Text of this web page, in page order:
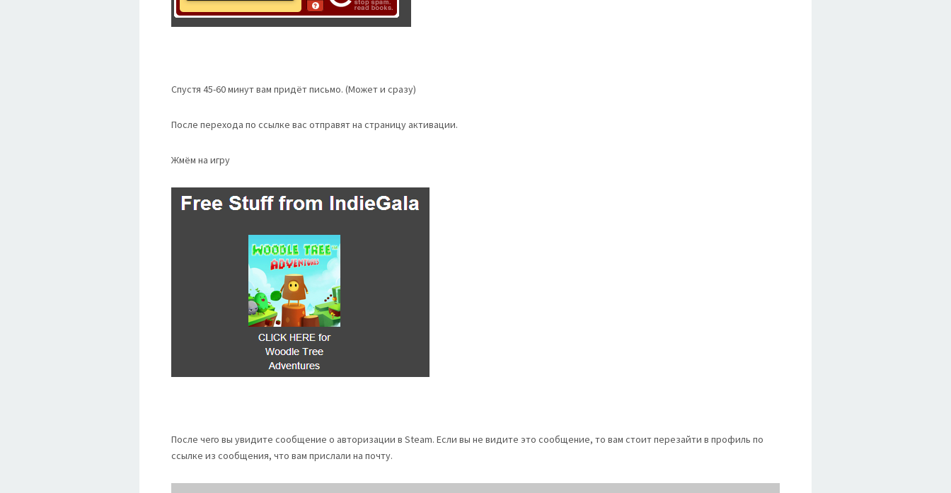
Спустя 45-60 минут вам придёт письмо. (Может и сразу)
После перехода по ссылке вас отправят на страницу активации.
Жмём на игру
После чего вы увидите сообщение о авторизации в Steam. Если вы не видите это сообщение, то вам стоит перезайти в профиль по
ссылке из сообщения, что вам прислали на почту.